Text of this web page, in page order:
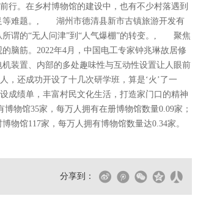
。在乡村博物馆的建设中，也有不少村落遇到
等难题。, 湖州市德清县新市古镇旅游开发有
所谓的“无人问津”到“人气爆棚”的转变。, 聚焦
脑筋。2022年4月，中国电工专家钟兆琳故居修
装置、内部的多处趣味性与互动性设置让人眼前
还成功开设了十几次研学班，算是‘火’了一
绩单，丰富村民文化生活，打造家门口的精神
馆35家，每万人拥有在册博物馆数量0.09家；
物馆117家，每万人拥有博物馆数量达0.34家。
分享到：